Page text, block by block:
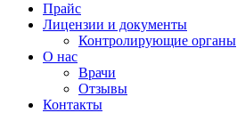
Прайс
Лицензии и документы
Контролирующие органы
О нас
Врачи
Отзывы
Контакты